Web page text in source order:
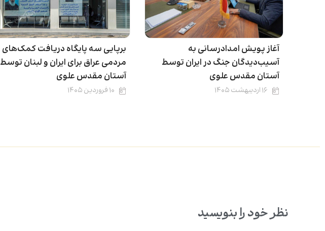
آغاز پویش امدادرسانی به
آسیب‌دیدگان جنگ در ایران توسط
آستان مقدس علوی
۱۶ اردیبهشت ۱۴۰۵
برپایی سه پایگاه دریافت کمک‌های
مردمی عراق برای ایران و لبنان توسط
آستان مقدس علوی
۱۰ فروردین ۱۴۰۵
نظر خود را بنویسید